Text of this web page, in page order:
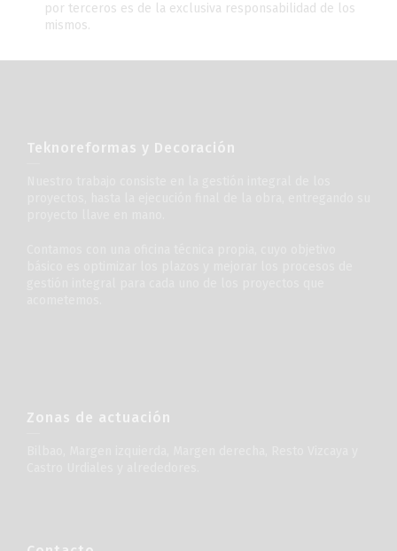
por terceros es de la exclusiva responsabilidad de los
mismos.
Teknoreformas y Decoración
Zonas de actuación